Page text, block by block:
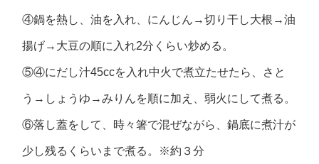
④鍋を熱し、油を入れ、にんじん→切り干し大根→油
揚げ→大豆の順に入れ2分くらい炒める。
⑤④にだし汁45ccを入れ中火で煮立たせたら、さと
う→しょうゆ→みりんを順に加え、弱火にして煮る。
⑥落し蓋をして、時々箸で混ぜながら、鍋底に煮汁が
少し残るくらいまで煮る。※約３分